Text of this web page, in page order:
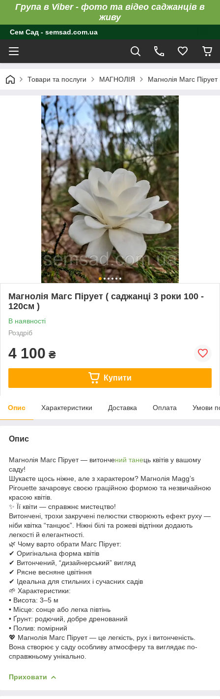
Група в Viber - фото та відео саджанців в
живу
Сем Сад - semsad.com.ua
Товари та послуги МАГНОЛІЯ Магнолія Магс
Магнолія Магс Пірует ( саджанці 3 роки 100 -
120см )
В наявності
Роздріб
4 100 ₴
Купити
Опис Характеристики Доставка Оплата Умови
Опис
Магнолія Магс Пірует — витончений танець квітів у вашому
саду!
Шукаєте щось ніжне, але з характером? Магнолія Magg’s
Pirouette зачаровує своєю граційною формою та незвичайною
красою квітів.
✨ Її квіти — справжнє мистецтво!
Витончені, трохи закручені пелюстки створюють ефект руху —
ніби квітка “танцює”. Ніжні білі та рожеві відтінки додають
легкості й елегантності.
🌿 Чому варто обрати Магс Пірует:
✔ Оригінальна форма квітів
✔ Витончений, “дизайнерський” вигляд
✔ Рясне весняне цвітіння
✔ Ідеальна для стильних і сучасних садів
🌱 Характеристики:
• Висота: 3–5 м
• Місце: сонце або легка півтінь
• Ґрунт: родючий, добре дренований
• Полив: помірний
💖 Магнолія Магс Пірует — це легкість, рух і витонченість.
Вона створює у саду особливу атмосферу та виглядає по-
справжньому унікально.
Приховати